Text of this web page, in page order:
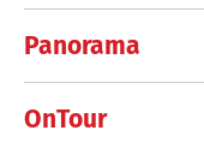
Panorama
OnTour